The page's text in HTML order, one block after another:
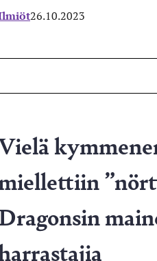
26.10.2023